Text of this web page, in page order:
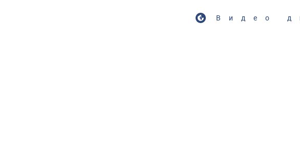
Видео